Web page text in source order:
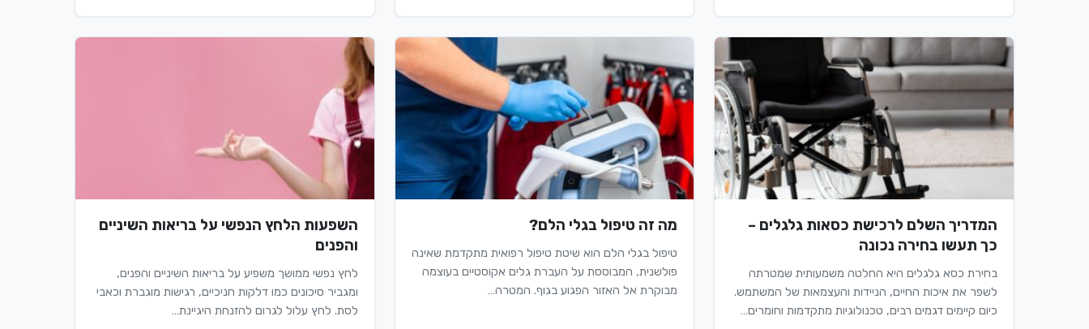
המדריך השלם לרכישת כסאות גלגלים –
כך תעשו בחירה נכונה
בחירת כסא גלגלים היא החלטה משמעותית שמטרתה
לשפר את איכות החיים, הניידות והעצמאות של המשתמש.
כיום קיימים דגמים רבים, טכנולוגיות מתקדמות וחומרים…
מה זה טיפול בגלי הלם?
טיפול בגלי הלם הוא שיטת טיפול רפואית מתקדמת שאינה
פולשנית, המבוססת על העברת גלים אקוסטיים בעוצמה
מבוקרת אל האזור הפגוע בגוף. המטרה…
השפעות הלחץ הנפשי על בריאות השיניים
והפנים
לחץ נפשי ממושך משפיע על בריאות השיניים והפנים,
ומגביר סיכונים כמו דלקות חניכיים, רגישות מוגברת וכאבי
לסת. לחץ עלול לגרום להזנחת היגיינת…